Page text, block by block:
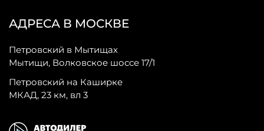
АДРЕСА В МОСКВЕ
Петровский в Мытищах
Мытищи, Волковское шоссе 17/1
Петровский на Каширке
МКАД, 23 км, вл 3